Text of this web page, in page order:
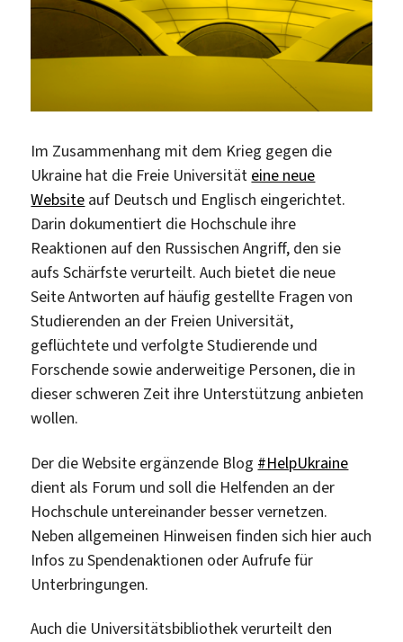
Im Zusammenhang mit dem Krieg gegen die
Ukraine hat die Freie Universität eine neue
Website auf Deutsch und Englisch eingerichtet.
Darin dokumentiert die Hochschule ihre
Reaktionen auf den Russischen Angriff, den sie
aufs Schärfste verurteilt. Auch bietet die neue
Seite Antworten auf häufig gestellte Fragen von
Studierenden an der Freien Universität,
geflüchtete und verfolgte Studierende und
Forschende sowie anderweitige Personen, die in
dieser schweren Zeit ihre Unterstützung anbieten
wollen.
Der die Website ergänzende Blog #HelpUkraine
dient als Forum und soll die Helfenden an der
Hochschule untereinander besser vernetzen.
Neben allgemeinen Hinweisen finden sich hier auch
Infos zu Spendenaktionen oder Aufrufe für
Unterbringungen.
Auch die Universitätsbibliothek verurteilt den